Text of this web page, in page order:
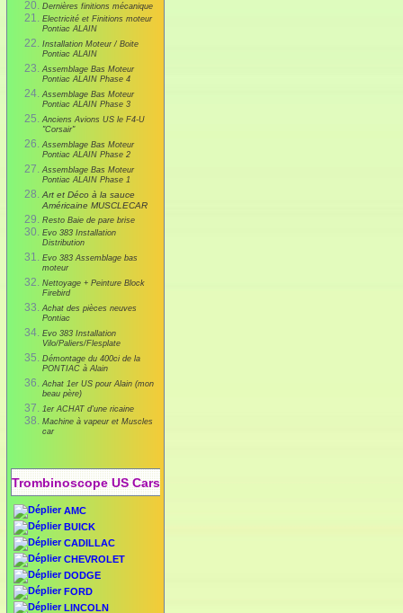
Dernières finitions mécanique
Electricité et Finitions moteur
Pontiac ALAIN
Installation Moteur / Boite
Pontiac ALAIN
Assemblage Bas Moteur
Pontiac ALAIN Phase 4
Assemblage Bas Moteur
Pontiac ALAIN Phase 3
Anciens Avions US le F4-U
"Corsair"
Assemblage Bas Moteur
Pontiac ALAIN Phase 2
Assemblage Bas Moteur
Pontiac ALAIN Phase 1
Art et Déco à la sauce
Américaine MUSCLECAR
Resto Baie de pare brise
Evo 383 Installation
Distribution
Evo 383 Assemblage bas
moteur
Nettoyage + Peinture Block
Firebird
Achat des pièces neuves
Pontiac
Evo 383 Installation
Vilo/Paliers/Flesplate
Démontage du 400ci de la
PONTIAC à Alain
Achat 1er US pour Alain (mon
beau père)
1er ACHAT d'une ricaine
Machine à vapeur et Muscles
car
Trombinoscope US Cars
AMC
BUICK
CADILLAC
CHEVROLET
DODGE
FORD
LINCOLN